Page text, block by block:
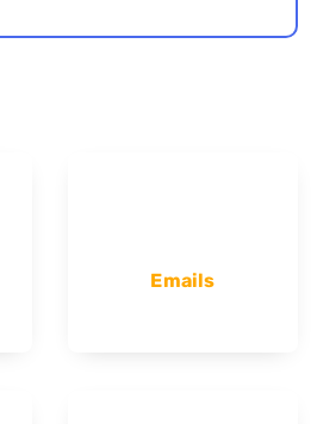
Emails